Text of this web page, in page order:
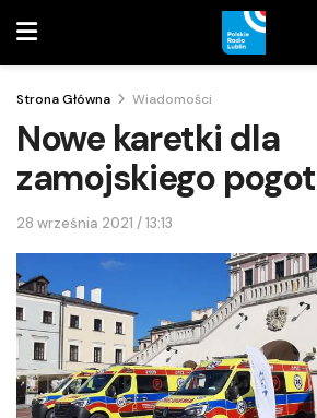
Strona Główna Wiadomości
Nowe karetki dla
zamojskiego
28 września 2021 / 13:13